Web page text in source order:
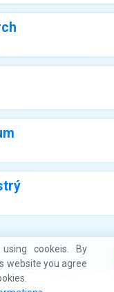
cookeis. By
website you agree